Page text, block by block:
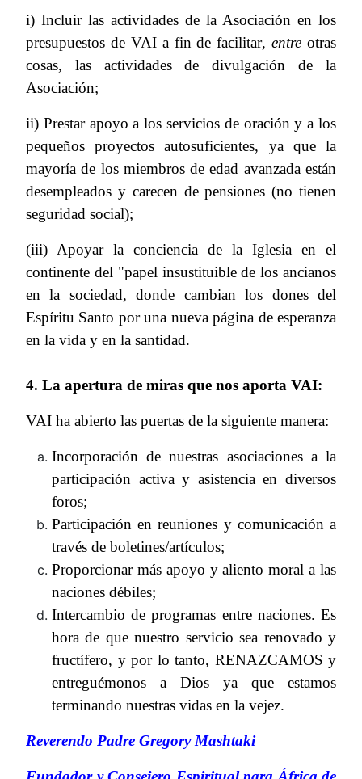
i) Incluir las actividades de la Asociación en los
presupuestos de VAI a fin de facilitar, entre otras
cosas, las actividades de divulgación de la
Asociación;
ii) Prestar apoyo a los servicios de oración y a los
pequeños proyectos autosuficientes, ya que la
mayoría de los miembros de edad avanzada están
desempleados y carecen de pensiones (no tienen
seguridad social);
(iii) Apoyar la conciencia de la Iglesia en el
continente del "papel insustituible de los ancianos
en la sociedad, donde cambian los dones del
Espíritu Santo por una nueva página de esperanza
en la vida y en la santidad.
4. La apertura de miras que nos aporta VAI:
VAI ha abierto las puertas de la siguiente manera:
Incorporación de nuestras asociaciones a la
participación activa y asistencia en diversos
foros;
Participación en reuniones y comunicación a
través de boletines/artículos;
Proporcionar más apoyo y aliento moral a las
naciones débiles;
Intercambio de programas entre naciones. Es
hora de que nuestro servicio sea renovado y
fructífero, y por lo tanto, RENAZCAMOS y
entreguémonos a Dios ya que estamos
terminando nuestras vidas en la vejez.
Reverendo Padre Gregory Mashtaki